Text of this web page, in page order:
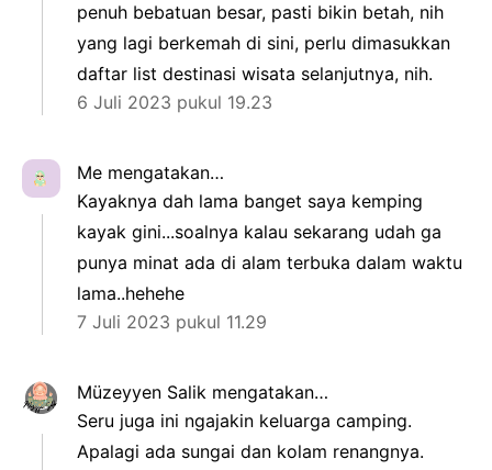
penuh bebatuan besar, pasti bikin betah, nih
yang lagi berkemah di sini, perlu dimasukkan
daftar list destinasi wisata selanjutnya, nih.
6 Juli 2023 pukul 19.23
Me mengatakan…
Kayaknya dah lama banget saya kemping
kayak gini...soalnya kalau sekarang udah ga
punya minat ada di alam terbuka dalam waktu
lama..hehehe
7 Juli 2023 pukul 11.29
Müzeyyen Salik mengatakan…
Seru juga ini ngajakin keluarga camping.
Apalagi ada sungai dan kolam renangnya.